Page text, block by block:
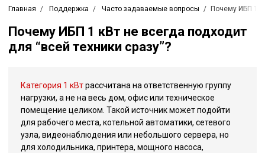
Главная Поддержка Часто задаваемые вопросы Почему ИБП 1
Почему ИБП 1 кВт не всегда подходит
для “всей техники сразу”?
Категория 1 кВтрассчитана на ответственную группу
нагрузки, а не на весь дом, офис или техническое
помещение целиком. Такой источник может подойти
для рабочего места, котельной автоматики, сетевого
узла, видеонаблюдения или небольшого сервера, но
для холодильника, принтера, мощного насоса,